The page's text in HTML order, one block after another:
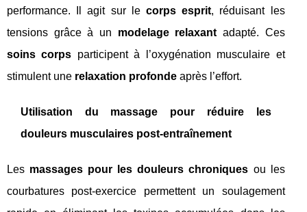
performance. Il agit sur le corps esprit, réduisant les
tensions grâce à un modelage relaxant adapté. Ces
soins corps participent à l’oxygénation musculaire et
stimulent une relaxation profonde après l’effort.
Utilisation du massage pour réduire les
douleurs musculaires post-entraînement
Les massages pour les douleurs chroniques ou les
courbatures post-exercice permettent un soulagement